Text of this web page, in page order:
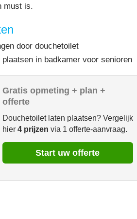
must is.
door douchetoilet
plaatsen in badkamer voor senioren
Gratis opmeting + plan +
offerte
Douchetoilet laten plaatsen? Vergelijk
hier 4 prijzen via 1 offerte-aanvraag.
Start uw offerte